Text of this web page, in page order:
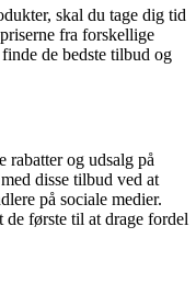
skal du tage dig tid
fra forskellige
de bedste tilbud og
og udsalg på
disse tilbud ved at
på sociale medier.
første til at drage fordel